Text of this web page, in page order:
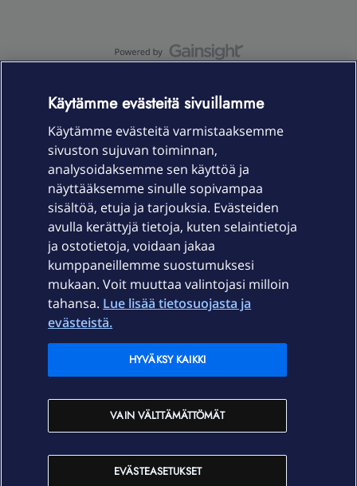
Laitteet & liittymät
Palvelut
Ajankohtaista
Elisa Oyj
In English
Käytämme evästeitä sivuillamme
Käytämme evästeitä varmistaaksemme
sivuston sujuvan toiminnan,
analysoidaksemme sen käyttöä ja
näyttääksemme sinulle sopivampaa
sisältöä, etuja ja tarjouksia. Evästeiden
avulla kerättyjä tietoja, kuten selaintietoja
ja ostotietoja, voidaan jakaa
kumppaneillemme suostumuksesi
mukaan. Voit muuttaa valintojasi milloin
tahansa. Lue lisää tietosuojasta ja
evästeistä.
EVÄSTEASETUKSET
VAIN VÄLTTÄMÄTTÖMÄT
HYVÄKSY KAIKKI